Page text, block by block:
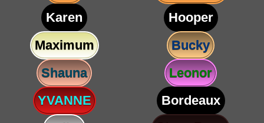
Karen
Hooper
Maximum
Bucky
Shauna
Leonor
YVANNE
Bordeaux